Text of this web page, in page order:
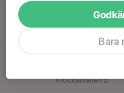
20
Klockarvallen B
Bara